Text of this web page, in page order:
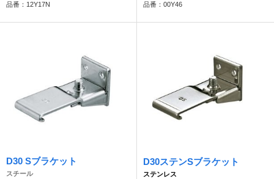
品番：12Y17N 品番：00Y46
D30 Sブラケット
スチール
D30ステンSブラケット
ステンレス